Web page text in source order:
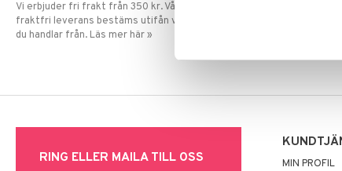
Vi erbjuder fri frakt från 350 kr. Vår gräns för
fraktfri leverans bestäms utifån vilken avdelning
du handlar från. Läs mer här »
RING ELLER MAILA TILL OSS
MIN PROFIL